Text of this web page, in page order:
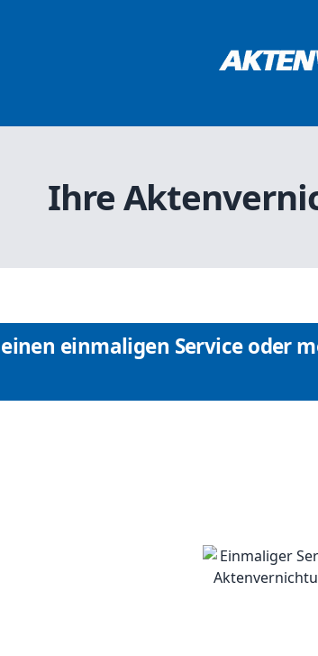
Ihre
einmaligen Service oder